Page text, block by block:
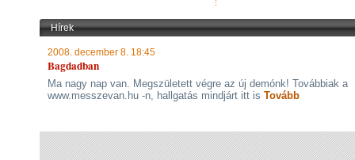
Hírek
2008. december 8. 18:45
Bagdadban
Ma nagy nap van. Megszületett végre az új demónk! Továbbiak a
www.messzevan.hu -n, hallgatás mindjárt itt is Tovább